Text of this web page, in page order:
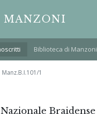
MANZONI
Biblioteca di Manzoni
Manz.B.I.101/1
Braidense